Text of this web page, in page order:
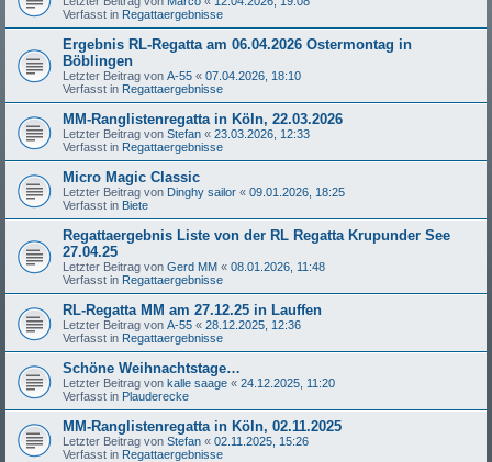
Verfasst in Regattaergebnisse
Ergebnis RL-Regatta am 06.04.2026 Ostermontag in
Böblingen
Letzter Beitrag von A-55 « 07.04.2026, 18:10
Verfasst in Regattaergebnisse
MM-Ranglistenregatta in Köln, 22.03.2026
Letzter Beitrag von Stefan « 23.03.2026, 12:33
Verfasst in Regattaergebnisse
Micro Magic Classic
Letzter Beitrag von Dinghy sailor « 09.01.2026, 18:25
Verfasst in Biete
Regattaergebnis Liste von der RL Regatta Krupunder See
27.04.25
Letzter Beitrag von Gerd MM « 08.01.2026, 11:48
Verfasst in Regattaergebnisse
RL-Regatta MM am 27.12.25 in Lauffen
Letzter Beitrag von A-55 « 28.12.2025, 12:36
Verfasst in Regattaergebnisse
Schöne Weihnachtstage…
Letzter Beitrag von kalle saage « 24.12.2025, 11:20
Verfasst in Plauderecke
MM-Ranglistenregatta in Köln, 02.11.2025
Letzter Beitrag von Stefan « 02.11.2025, 15:26
Verfasst in Regattaergebnisse